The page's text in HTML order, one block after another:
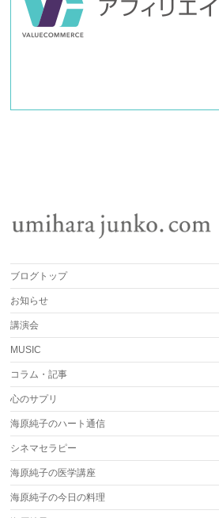
ブログトップ
お知らせ
講演会
MUSIC
コラム・記事
心のサプリ
海原純子のハート通信
シネマセラピー
海原純子の医学講座
海原純子の今日の料理